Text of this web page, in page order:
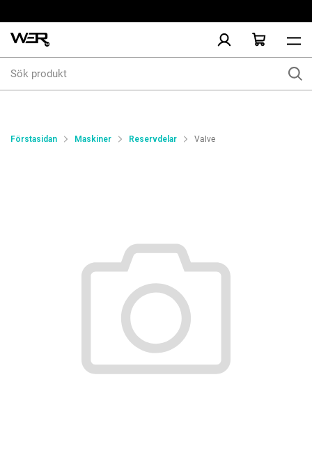
produkt
Förstasidan Maskiner Reservdelar Valve